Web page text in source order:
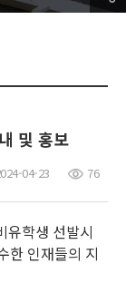
및 홍보
04-23 76
유학생 선발시
한 인재들의 지